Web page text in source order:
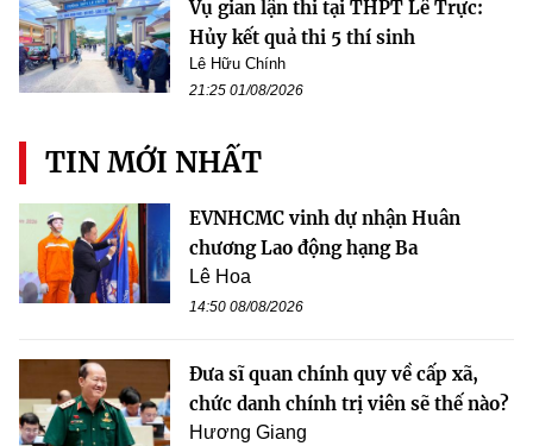
Vụ gian lận thi tại THPT Lê Trực:
Hủy kết quả thi 5 thí sinh
Lê Hữu Chính
21:25 01/08/2026
TIN MỚI NHẤT
EVNHCMC vinh dự nhận Huân
chương Lao động hạng Ba
Lê Hoa
14:50 08/08/2026
Đưa sĩ quan chính quy về cấp xã,
chức danh chính trị viên sẽ thế nào?
Hương Giang